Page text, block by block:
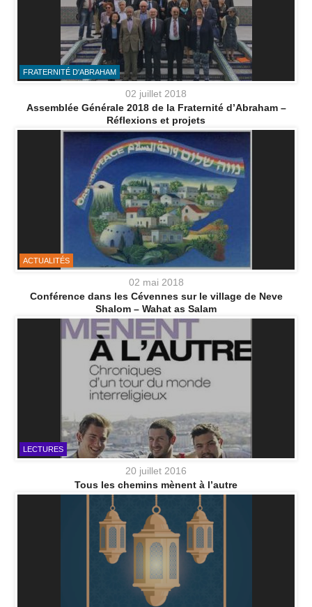
FRATERNITÉ D'ABRAHAM
02 juillet 2018
Assemblée Générale 2018 de la Fraternité d’Abraham –
Réflexions et projets
ACTUALITÉS
02 mai 2018
Conférence dans les Cévennes sur le village de Neve
Shalom – Wahat as Salam
LECTURES
20 juillet 2016
Tous les chemins mènent à l’autre